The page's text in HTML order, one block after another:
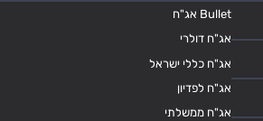
Bullet אג"ח
אג"ח דולרי
אג"ח כללי ישראל
אג"ח לפדיון
אג"ח ממשלתי